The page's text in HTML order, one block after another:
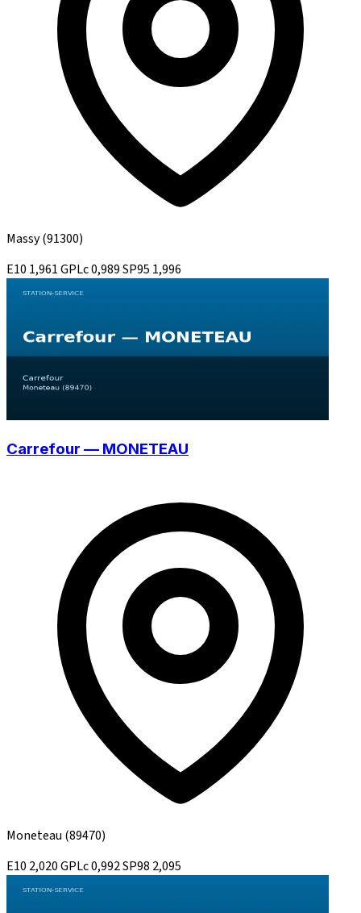
Massy(91300)
E10 1,961GPLc0,989SP95 1,996
Carrefour — MONETEAU
Moneteau (89470)
E10 2,020GPLc0,992SP98 2,095